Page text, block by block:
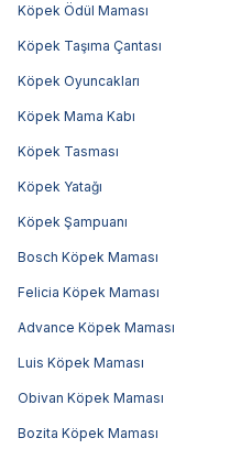
Köpek Ödül Maması
Köpek Taşıma Çantası
Köpek Oyuncakları
Köpek Mama Kabı
Köpek Tasması
Köpek Yatağı
Köpek Şampuanı
Bosch Köpek Maması
Felicia Köpek Maması
Advance Köpek Maması
Luis Köpek Maması
Obivan Köpek Maması
Bozita Köpek Maması